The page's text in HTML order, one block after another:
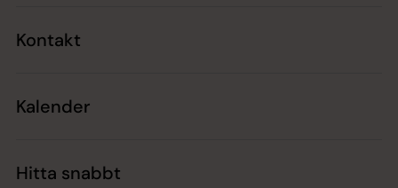
Kontakt
Kalender
Hitta snabbt